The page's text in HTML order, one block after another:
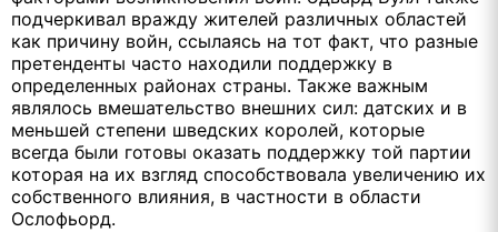
подчеркивал вражду жителей различных областей
как причину войн, ссылаясь на тот факт, что разные
претенденты часто находили поддержку в
определенных районах страны. Также важным
являлось вмешательство внешних сил: датских и в
меньшей степени шведских королей, которые
всегда были готовы оказать поддержку той партии
которая на их взгляд способствовала увеличению их
собственного влияния, в частности в области
Ослофьорд.